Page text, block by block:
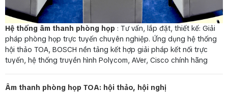
Hệ thống âm thanh phòng họp : Tư vấn, lắp đặt, thiết kế: Giải
pháp phòng họp trực tuyến chuyên nghiệp. Ứng dụng hệ thống
hội thảo TOA, BOSCH nền tảng kết hợp giải pháp kết nối trực
tuyến, hệ thống truyền hình Polycom, AVer, Cisco chính hãng
Âm thanh phòng họp TOA: hội thảo, hội nghị